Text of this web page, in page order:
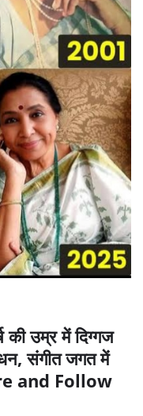
की उम्र में दिग्गज
संगीत जगत में
and Follow